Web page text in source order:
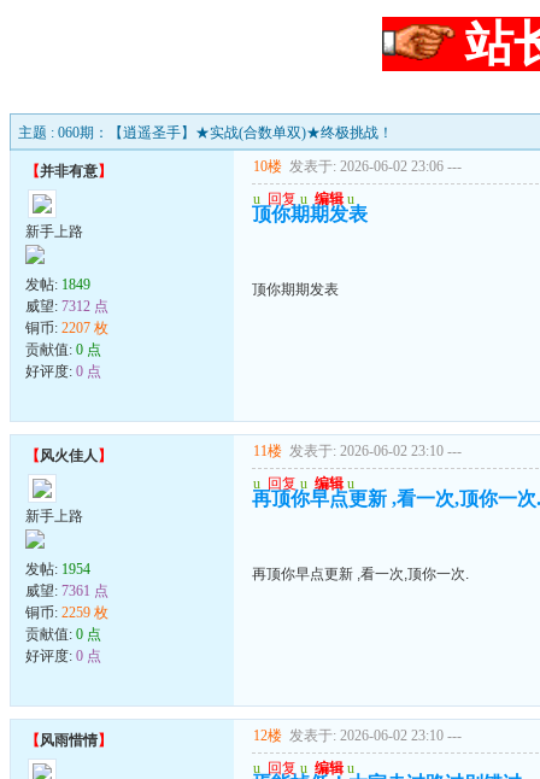
站
主题 : 060期：【逍遥圣手】★实战(合数单双)★终极挑战！
【并非有意】
新手上路
发帖: 1849
威望: 7312 点
铜币: 2207 枚
贡献值: 0 点
好评度: 0 点
10楼 发表于: 2026-06-02 23:06 ---
u 回复 u 编辑 u
顶你期期发表
顶你期期发表
【风火佳人 】
新手上路
发帖: 1954
威望: 7361 点
铜币: 2259 枚
贡献值: 0 点
好评度: 0 点
11楼 发表于: 2026-06-02 23:10 ---
u 回复 u 编辑 u
再顶你早点更新 ,看一次,顶你一次.
再顶你早点更新 ,看一次,顶你一次.
【风雨惜情】 12楼 发表于: 2026-06-02 23:10 ---
u 回复 u 编辑 u